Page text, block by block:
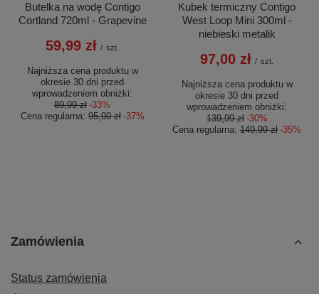
Butelka na wodę Contigo
Cortland 720ml - Grapevine
59,99 zł / szt.
Najniższa cena produktu w
okresie 30 dni przed
wprowadzeniem obniżki:
89,99 zł -33%
Cena regularna:95,00 zł -37%
Kubek termiczny Contigo
West Loop Mini 300ml -
niebieski metalik
97,00 zł / szt.
Najniższa cena produktu w
okresie 30 dni przed
wprowadzeniem obniżki:
139,99 zł -30%
Cena regularna: 149,99 zł -35%
Zamówienia
Status zamówienia